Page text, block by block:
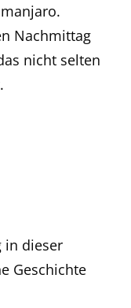
Nachmittag
nicht selten
in dieser
Geschichte